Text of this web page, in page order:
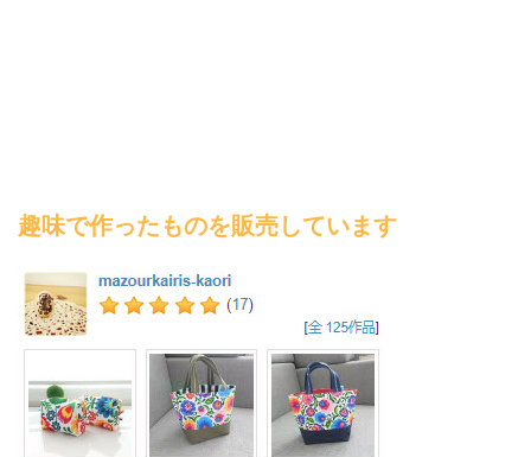
趣味で作ったものを販売しています